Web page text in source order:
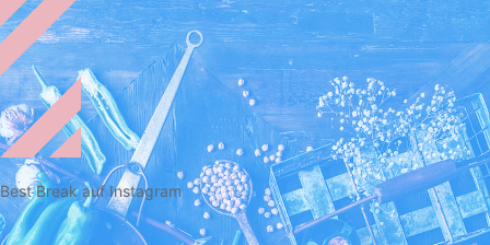
Best Break auf Instagram